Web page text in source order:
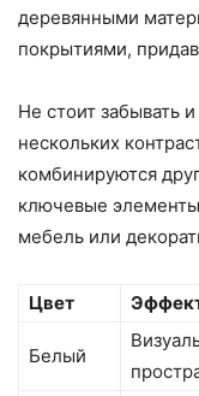
деревянными
покрытиями,
Не стоит забывать
нескольких
комбинируются
ключевые
мебель или
Цвет
Белый